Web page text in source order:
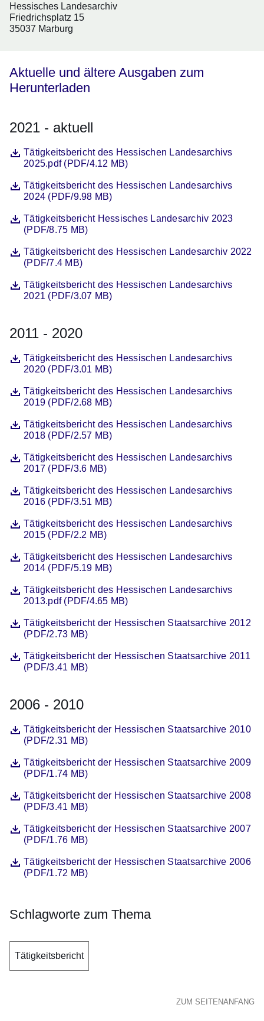
Hessisches Landesarchiv
Friedrichsplatz 15
35037 Marburg
Aktuelle und ältere Ausgaben zum
Herunterladen
2021 - aktuell
DateiTätigkeitsbericht des Hessischen Landesarchivs
2025.pdf (PDF/4.12 MB)
Öffnet sich in einem neuen Fenster
DateiTätigkeitsbericht des Hessischen Landesarchivs
2024 (PDF/9.98 MB)
Öffnet sich in einem neuen Fenster
DateiTätigkeitsbericht Hessisches Landesarchiv 2023
(PDF/8.75 MB)
Öffnet sich in einem neuen Fenster
DateiTätigkeitsbericht des Hessischen Landesarchiv 2022
(PDF/7.4 MB)
Öffnet sich in einem neuen Fenster
DateiTätigkeitsbericht des Hessischen Landesarchivs
2021 (PDF/3.07 MB)
Öffnet sich in einem neuen Fenster
2011 - 2020
DateiTätigkeitsbericht des Hessischen Landesarchivs
2020 (PDF/3.01 MB)
Öffnet sich in einem neuen Fenster
DateiTätigkeitsbericht des Hessischen Landesarchivs
2019 (PDF/2.68 MB)
Öffnet sich in einem neuen Fenster
DateiTätigkeitsbericht des Hessischen Landesarchivs
2018 (PDF/2.57 MB)
Öffnet sich in einem neuen Fenster
DateiTätigkeitsbericht des Hessischen Landesarchivs
2017 (PDF/3.6 MB)
Öffnet sich in einem neuen Fenster
DateiTätigkeitsbericht des Hessischen Landesarchivs
2016 (PDF/3.51 MB)
Öffnet sich in einem neuen Fenster
DateiTätigkeitsbericht des Hessischen Landesarchivs
2015 (PDF/2.2 MB)
Öffnet sich in einem neuen Fenster
DateiTätigkeitsbericht des Hessischen Landesarchivs
2014 (PDF/5.19 MB)
Öffnet sich in einem neuen Fenster
DateiTätigkeitsbericht des Hessischen Landesarchivs
2013.pdf (PDF/4.65 MB)
Öffnet sich in einem neuen Fenster
DateiTätigkeitsbericht der Hessischen Staatsarchive 2012
(PDF/2.73 MB)
Öffnet sich in einem neuen Fenster
DateiTätigkeitsbericht der Hessischen Staatsarchive 2011
(PDF/3.41 MB)
Öffnet sich in einem neuen Fenster
2006 - 2010
DateiTätigkeitsbericht der Hessischen Staatsarchive 2010
(PDF/2.31 MB)
Öffnet sich in einem neuen Fenster
DateiTätigkeitsbericht der Hessischen Staatsarchive 2009
(PDF/1.74 MB)
Öffnet sich in einem neuen Fenster
DateiTätigkeitsbericht der Hessischen Staatsarchive 2008
(PDF/3.41 MB)
Öffnet sich in einem neuen Fenster
DateiTätigkeitsbericht der Hessischen Staatsarchive 2007
(PDF/1.76 MB)
Öffnet sich in einem neuen Fenster
DateiTätigkeitsbericht der Hessischen Staatsarchive 2006
(PDF/1.72 MB)
Öffnet sich in einem neuen Fenster
Schlagworte zum Thema
Tätigkeitsbericht
ZUM SEITENANFANG